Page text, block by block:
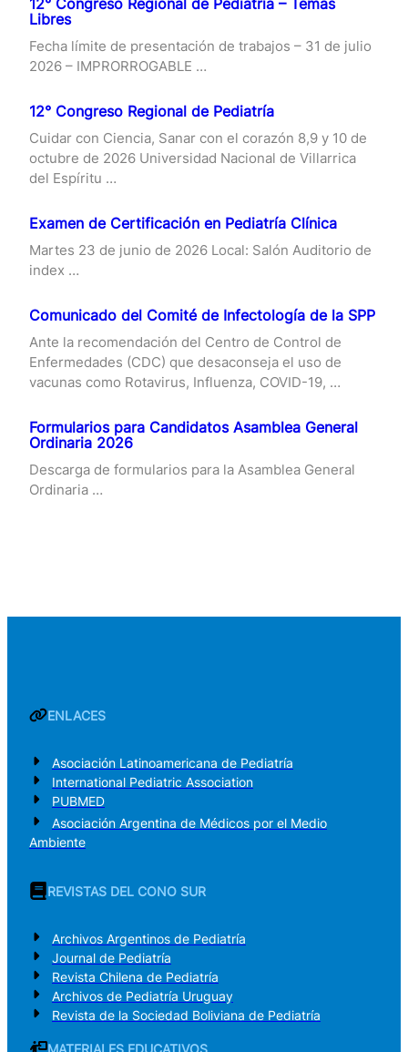
Libres
Fecha límite de presentación de trabajos – 31 de julio
2026 – IMPRORROGABLE …
12° Congreso Regional de Pediatría
Cuidar con Ciencia, Sanar con el corazón 8,9 y 10 de
octubre de 2026 Universidad Nacional de Villarrica
del Espíritu …
Examen de Certificación en Pediatría Clínica
Martes 23 de junio de 2026 Local: Salón Auditorio de
index …
Comunicado del Comité de Infectología de la SPP
Ante la recomendación del Centro de Control de
Enfermedades (CDC) que desaconseja el uso de
vacunas como Rotavirus, Influenza, COVID-19, …
Formularios para Candidatos Asamblea General
Ordinaria 2026
Descarga de formularios para la Asamblea General
Ordinaria …
ENLACES
Asociación Latinoamericana de Pediatría
International Pediatric Association
PUBMED
Asociación Argentina de Médicos por el Medio
Ambiente
REVISTAS DEL CONO SUR
Archivos Argentinos de Pediatría
Journal de Pediatría
Revista Chilena de Pediatría
Archivos de Pediatría Uruguay
Revista de la Sociedad Boliviana de Pediatría
MATERIALES EDUCATIVOS